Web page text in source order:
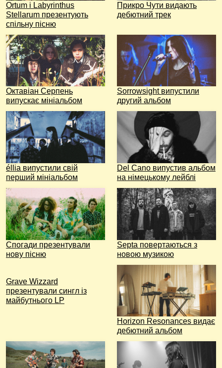
Ortum і Labyrinthus
Stellarum презентують
спільну пісню
Прикро Чути видають
дебютний трек
Октавіан Серпень
випускає мініальбом
Sorrowsight випустили
другий альбом
éllia випустили свій
перший мініальбом
Del Cano випустив альбом
на німецькому лейблі
Спогади презентували
нову пісню
Septa повертаються з
новою музикою
Grave Wizzard
презентували сингл із
майбутнього LP
Horizon Resonances видає
дебютний альбом